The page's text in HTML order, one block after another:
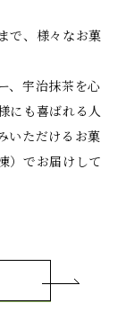
で、様々なお菓
、宇治抹茶を心
にも喜ばれる人
いただけるお菓
）でお届けして